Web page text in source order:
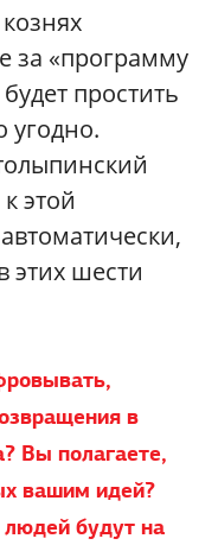
за «программу
простить
угодно.
этой
этих шести
в
Вы полагаете,
вашим идей?
будут на